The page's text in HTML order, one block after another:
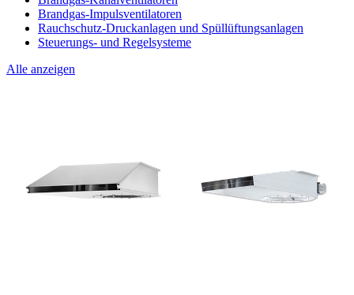
Brandgas-Impulsventilatoren
Rauchschutz-Druckanlagen und Spüllüftungsanlagen
Steuerungs- und Regelsysteme
Alle anzeigen